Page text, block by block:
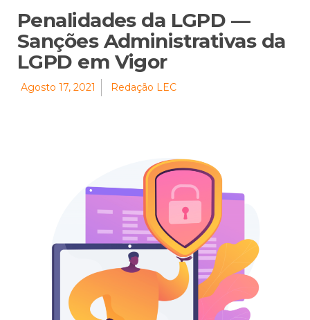
Penalidades da LGPD —
Sanções Administrativas da
LGPD em Vigor
Agosto 17, 2021 Redação LEC